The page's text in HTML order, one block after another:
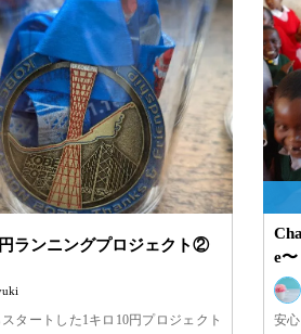
ランニングプロジェクト②
スタートした1キロ10円プロジェクト
e〜
安